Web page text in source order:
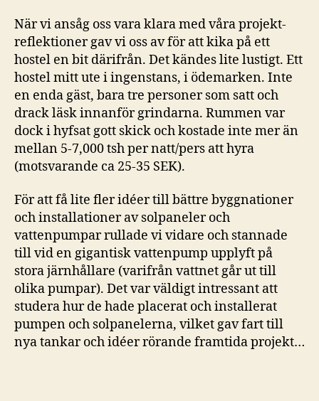
När vi ansåg oss vara klara med våra projekt-
reflektioner gav vi oss av för att kika på ett
hostel en bit därifrån. Det kändes lite lustigt. Ett
hostel mitt ute i ingenstans, i ödemarken. Inte
en enda gäst, bara tre personer som satt och
drack läsk innanför grindarna. Rummen var
dock i hyfsat gott skick och kostade inte mer än
mellan 5-7,000 tsh per natt/pers att hyra
(motsvarande ca 25-35 SEK).
För att få lite fler idéer till bättre byggnationer
och installationer av solpaneler och
vattenpumpar rullade vi vidare och stannade
till vid en gigantisk vattenpump upplyft på
stora järnhållare (varifrån vattnet går ut till
olika pumpar). Det var väldigt intressant att
studera hur de hade placerat och installerat
pumpen och solpanelerna, vilket gav fart till
nya tankar och idéer rörande framtida projekt…